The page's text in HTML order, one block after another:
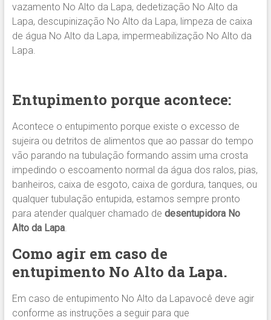
vazamento No Alto da Lapa, dedetização No Alto da
Lapa, descupinização No Alto da Lapa, limpeza de caixa
de água No Alto da Lapa, impermeabilização No Alto da
Lapa.
Entupimento porque acontece:
Acontece o entupimento porque existe o excesso de
sujeira ou detritos de alimentos que ao passar do tempo
vão parando na tubulação formando assim uma crosta
impedindo o escoamento normal da água dos ralos, pias,
banheiros, caixa de esgoto, caixa de gordura, tanques, ou
qualquer tubulação entupida, estamos sempre pronto
para atender qualquer chamado de desentupidora No
Alto da Lapa.
Como agir em caso de
entupimento No Alto da Lapa.
Em caso de entupimento No Alto da Lapavocê deve agir
conforme as instruções a seguir para que